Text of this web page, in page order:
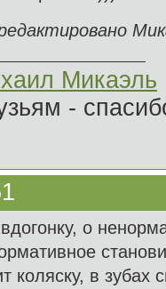
Микаэль
-
о
коляску, в зубах